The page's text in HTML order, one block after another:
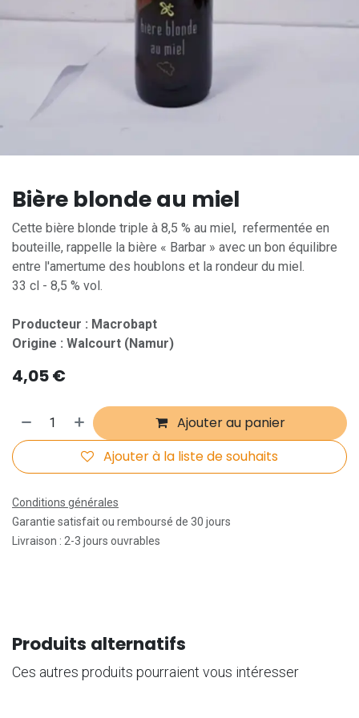
Bière blonde au miel
Cette bière blonde triple à 8,5 % au miel, refermentée en
bouteille, rappelle la bière « Barbar » avec un bon équilibre
entre l'amertume des houblons et la rondeur du miel.
33 cl - 8,5 % vol.
Producteur : Macrobapt
Origine : Walcourt (Namur)
4,05€
Ajouter au panier
Ajouter à la liste de souhaits
Conditions générales
Garantie satisfait ou remboursé de 30 jours
Livraison : 2-3 jours ouvrables
Produits alternatifs
Ces autres produits pourraient vous intéresser